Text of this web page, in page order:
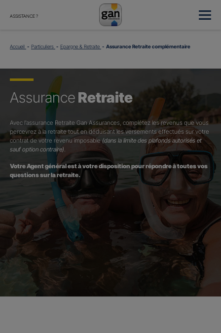
ASSISTANCE ?
Accueil Particuliers Epargne & Retraite Assurance Retraite complémentaire
Assurance Retraite
Avec l’assurance Retraite Gan Assurances, complétez les revenus que vous
percevrez à la retraite tout en déduisant les versements effectués sur votre
contrat de votre revenu imposable (dans la limite des plafonds autorisés et
sauf option contraire).
Votre Agent général est à votre disposition pour répondre à toutes vos
questions sur la retraite.